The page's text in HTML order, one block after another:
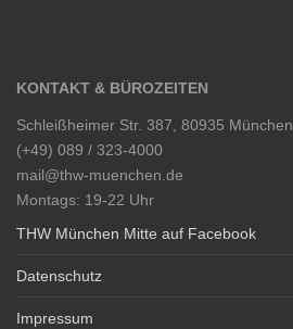
KONTAKT & BÜROZEITEN
Schleißheimer Str. 387, 80935 München
(+49) 089 / 323-4000
mail@thw-muenchen.de
Montags: 19-22 Uhr
THW München Mitte auf Facebook
Datenschutz
Impressum